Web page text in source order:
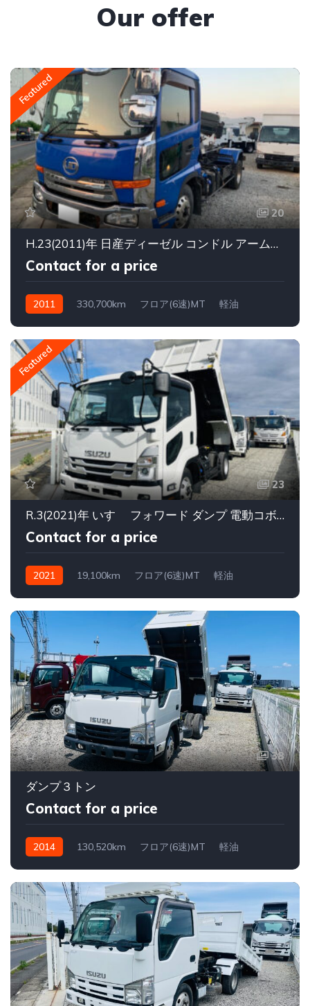
Our offer
Featured
20
H.23(2011)年 日産ディーゼル コンドル アームロール 新明和 ツインホイスト CCA4-21
Contact for a price
2011 330,700km フロア(6速)MT 軽油
Featured
23
R.3(2021)年 いすゞ フォワード ダンプ 電動コボレーンユーザ買収ワンオーナー
Contact for a price
2021 19,100km フロア(6速)MT 軽油
38
ダンプ３トン
Contact for a price
2014 130,520km フロア(6速)MT 軽油